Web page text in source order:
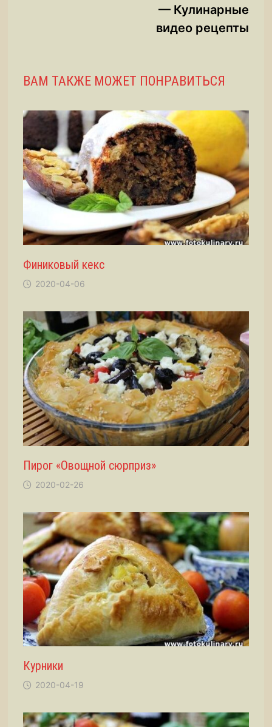
— Кулинарные
видео рецепты
ВАМ ТАКЖЕ МОЖЕТ ПОНРАВИТЬСЯ
Финиковый кекс
2020-04-06
Пирог «Овощной сюрприз»
2020-02-26
Курники
2020-04-19